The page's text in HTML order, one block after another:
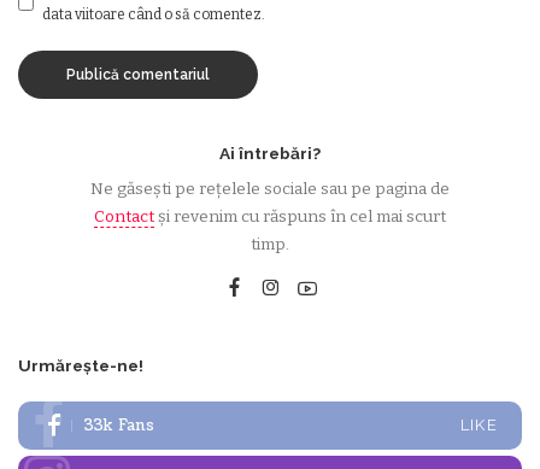
data viitoare când o să comentez.
Ai întrebări?
Ne găsești pe rețelele sociale sau pe pagina de
Contactși revenim cu răspuns în cel mai scurt
timp.
Urmărește-ne!
33k Fans LIKE